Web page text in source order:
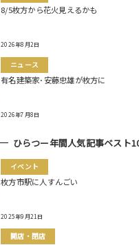
8/5枚方から花火見えるかも
2026年8月2日
ニュース
有名建築家･安藤忠雄が枚方に
2026年7月8日
ひらつー年間人気記事ベスト
イベント
枚方市駅に人すんごい
2025年9月21日
開店・閉店